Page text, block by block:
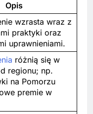
Opis
wzrasta wraz z
praktyki oraz
uprawnieniami.
różnią się w
regionu; np.
na Pomorzu
premie w